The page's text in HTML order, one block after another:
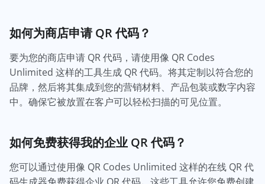
如何为商店申请 QR 代码？
要为您的商店申请 QR 代码，请使用像 QR Codes
Unlimited 这样的工具生成 QR 代码。将其定制以符合您的
品牌，然后将其集成到您的营销材料、产品包装或数字内容
中。确保它被放置在客户可以轻松扫描的可见位置。
如何免费获得我的企业 QR 代码？
您可以通过使用像 QR Codes Unlimited 这样的在线 QR 代